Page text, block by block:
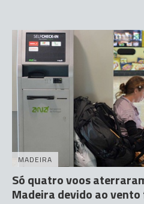
MADEIRA
Só quatro voos
Madeira devido ao